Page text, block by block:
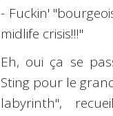
- Fuckin'
midlife crisis!!!"
Eh, oui ça se
Sting pour le
labyrinth",